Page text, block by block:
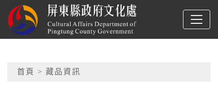
跳到主要內容
屏東縣政府文化處
網頁導覽
首頁 > 藏品資訊